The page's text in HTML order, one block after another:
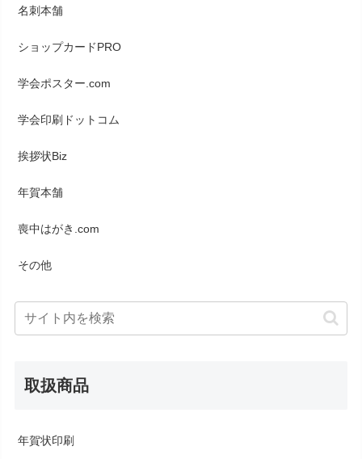
名刺本舗
ショップカードPRO
学会ポスター.com
学会印刷ドットコム
挨拶状Biz
年賀本舗
喪中はがき.com
その他
取扱商品
年賀状印刷